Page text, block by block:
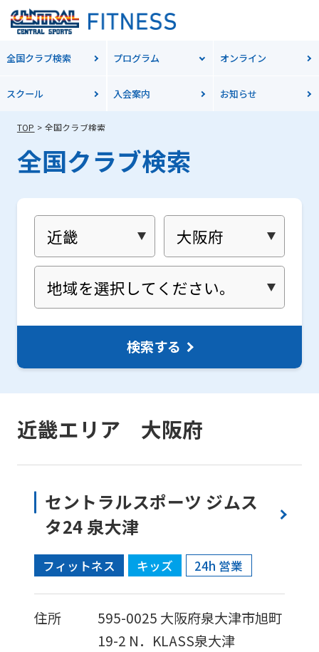
全国クラブ検索 プログラム オンライン
スクール 入会案内 お知らせ
TOP 全国クラブ検索
全国クラブ検索
検索する
近畿エリア 大阪府
セントラルスポーツ ジムス
タ24 泉大津
フィットネス キッズ 24h 営業
住所 595-0025 大阪府泉大津市旭町
19-2 N．KLASS泉大津